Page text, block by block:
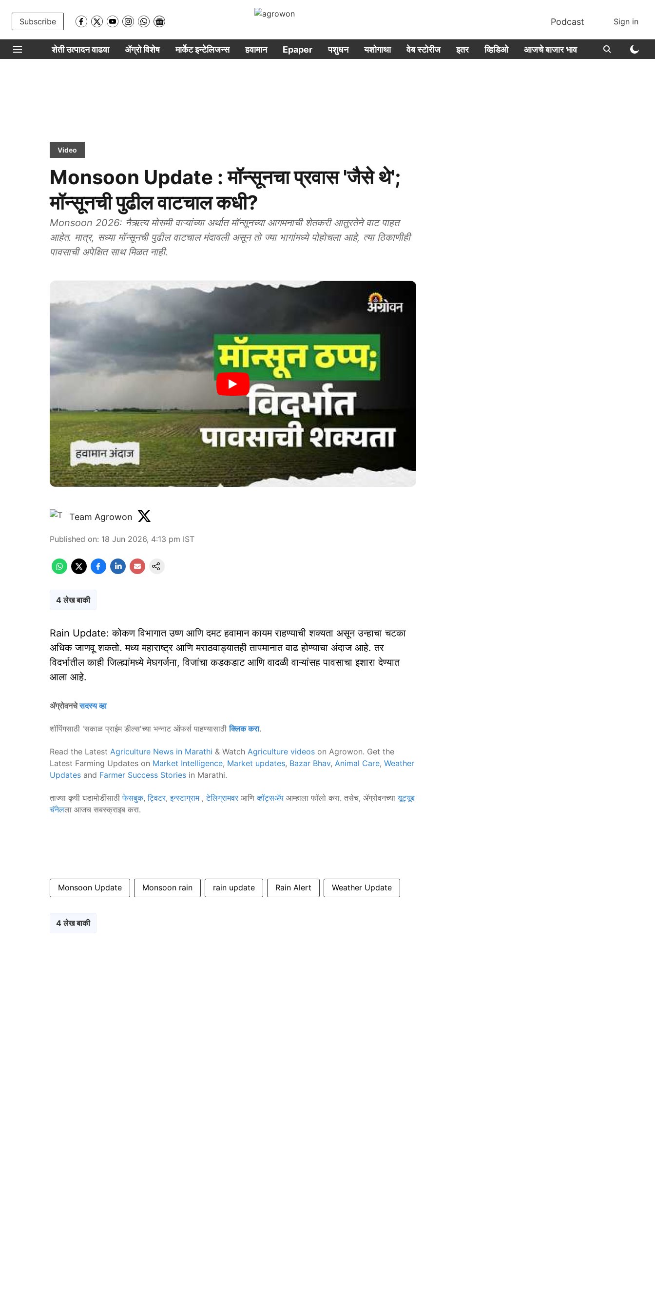
Subscribe Podcast Sign in
शेती उत्पादन वाढवा ॲग्रो विशेष मार्केट इन्टेलिजन्स हवामान Epaper पशुधन यशोगाथा वेब स्टोरीज इतर व्हिडिओ आजचे बाजार भाव
Video
Monsoon Update : मॉन्सूनचा प्रवास 'जैसे थे';
मॉन्सूनची पुढील वाटचाल कधी?
Monsoon 2026: नैऋत्य मोसमी वाऱ्यांच्या अर्थात मॉन्सूनच्या आगमनाची शेतकरी आतुरतेने वाट पाहत
आहेत. मात्र, सध्या मॉन्सूनची पुढील वाटचाल मंदावली असून तो ज्या भागांमध्ये पोहोचला आहे, त्या ठिकाणीही
पावसाची अपेक्षित साथ मिळत नाही.
Team Agrowon
Published on: 18 Jun 2026, 4:13 pm IST
4 लेख बाकी
Rain Update: कोकण विभागात उष्ण आणि दमट हवामान कायम राहण्याची शक्यता असून उन्हाचा चटका
अधिक जाणवू शकतो. मध्य महाराष्ट्र आणि मराठवाड्यातही तापमानात वाढ होण्याचा अंदाज आहे. तर
विदर्भातील काही जिल्ह्यांमध्ये मेघगर्जना, विजांचा कडकडाट आणि वादळी वाऱ्यांसह पावसाचा इशारा देण्यात
आला आहे.
ॲग्रोवनचेसदस्य व्हा
शॉपिंगसाठी 'सकाळ प्राईम डील्स'च्या भन्नाट ऑफर्स पाहण्यासाठीक्लिक करा.
Read the Latest Agriculture News in Marathi & Watch Agriculture videos on Agrowon. Get the
Latest Farming Updates on Market Intelligence, Market updates, Bazar Bhav, Animal Care, Weather
Updates and Farmer Success Stories in Marathi.
ताज्या कृषी घडामोडींसाठीफेसबुक,ट्विटर,इन्स्टाग्राम ,टेलिग्रामवर आणिव्हॉट्सॲप आम्हाला फॉलो करा. तसेच, ॲग्रोवनच्यायूट्यूब
चॅनेलला आजच सबस्क्राइब करा.
Monsoon Update Monsoon rain rain update Rain Alert Weather Update
4 लेख बाकी